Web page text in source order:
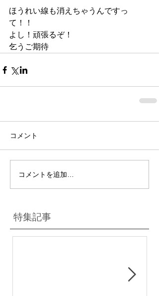
ほうれい線も消えちゃうんですっ
て！！
よし！頑張るぞ！
乞うご期待
コメント
コメントを追加…
特集記事